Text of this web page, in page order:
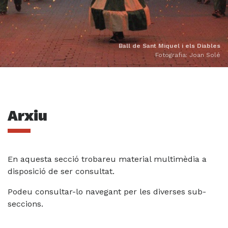
Ball de Sant Miquel i els Diables
Fotografia: Joan Solé
Arxiu
En aquesta secció trobareu material multimèdia a
disposició de ser consultat.
Podeu consultar-lo navegant per les diverses sub-
seccions.